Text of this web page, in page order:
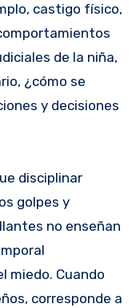
castigo físico,
de la niña,
¿cómo se
y decisiones
disciplinar
golpes y
no enseñan
miedo. Cuando
corresponde a